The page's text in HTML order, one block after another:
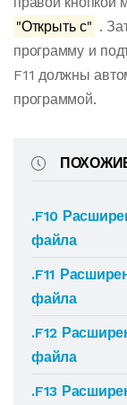
"Открыть с" .
программу и
F11 должны
программой.
.F10
файла
.F11
файла
.F12
файла
.F13